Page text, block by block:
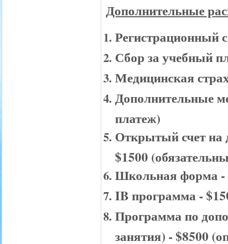
Дополнительные
Регистрационный
Сбор за учебный
Медицинская
Дополнительные
платеж)
Открытый счет на
$1500
Школьная форма -
IBпрограмма -
Программа по
занятия) - $8500